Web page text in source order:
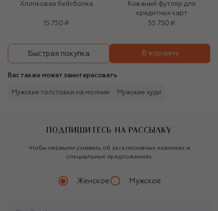
Хлопковая бейсболка
15 750 ₽
Кожаный футляр для
кредитных карт
55 750 ₽
Быстрая покупка В корзину
Вас также может заинтересовать
Мужские толстовки на молнии Мужские худи
ПОДПИШИТЕСЬ НА РАССЫЛКУ
Чтобы первыми узнавать об эксклюзивных новинках и
специальных предложениях
Женское Мужское